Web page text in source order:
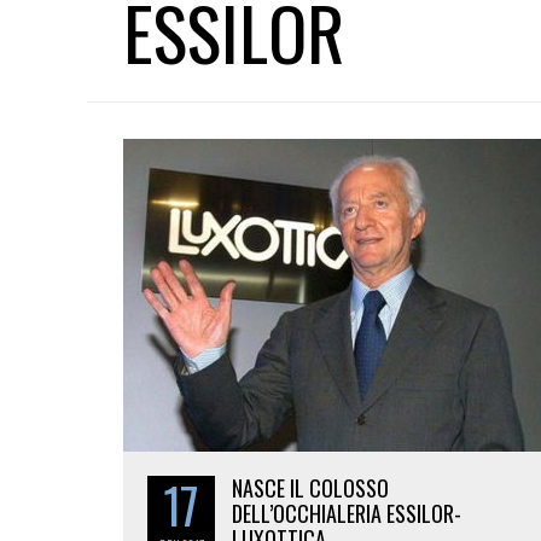
ESSILOR
17
NASCE IL COLOSSO
DELL’OCCHIALERIA ESSILOR-